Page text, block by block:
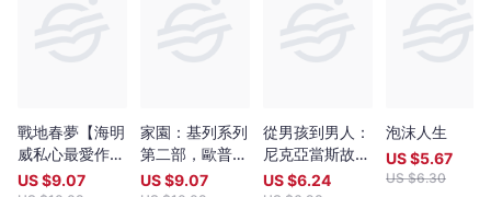
戰地春夢【海明
威私心最愛作
品，睽違半世
US $9.07
家園：基列系列
第二部，歐普拉
讀書俱樂部推薦
US $9.07
從男孩到男人：
尼克亞當斯故事
集
US $6.24
泡沫人生
US $5.67
US $6.30